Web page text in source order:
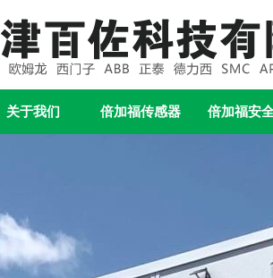
关于我们 倍加福传感器 倍加福安